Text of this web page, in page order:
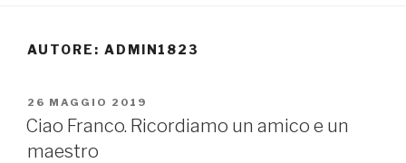
AUTORE: ADMIN1823
PUBBLICATO
IL
26 MAGGIO 2019
Ciao Franco. Ricordiamo un amico e un
maestro